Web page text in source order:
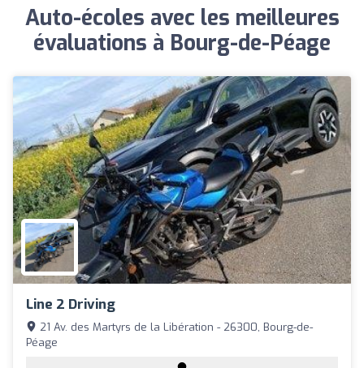
Auto-écoles avec les meilleures
évaluations à Bourg-de-Péage
Line 2 Driving
21 Av. des Martyrs de la Libération - 26300, Bourg-de-
Péage